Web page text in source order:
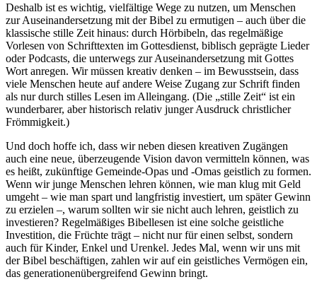
Deshalb ist es wichtig, vielfältige Wege zu nutzen, um Menschen
zur Auseinandersetzung mit der Bibel zu ermutigen – auch über die
klassische stille Zeit hinaus: durch Hörbibeln, das regelmäßige
Vorlesen von Schrifttexten im Gottesdienst, biblisch geprägte Lieder
oder Podcasts, die unterwegs zur Auseinandersetzung mit Gottes
Wort anregen. Wir müssen kreativ denken – im Bewusstsein, dass
viele Menschen heute auf andere Weise Zugang zur Schrift finden
als nur durch stilles Lesen im Alleingang. (Die „stille Zeit“ ist ein
wunderbarer, aber historisch relativ junger Ausdruck christlicher
Frömmigkeit.)
Und doch hoffe ich, dass wir neben diesen kreativen Zugängen
auch eine neue, überzeugende Vision davon vermitteln können, was
es heißt, zukünftige Gemeinde-Opas und -Omas geistlich zu formen.
Wenn wir junge Menschen lehren können, wie man klug mit Geld
umgeht – wie man spart und langfristig investiert, um später Gewinn
zu erzielen –, warum sollten wir sie nicht auch lehren, geistlich zu
investieren? Regelmäßiges Bibellesen ist eine solche geistliche
Investition, die Früchte trägt – nicht nur für einen selbst, sondern
auch für Kinder, Enkel und Urenkel. Jedes Mal, wenn wir uns mit
der Bibel beschäftigen, zahlen wir auf ein geistliches Vermögen ein,
das generationenübergreifend Gewinn bringt.